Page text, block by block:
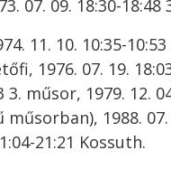
07. 09. 18:30-18:48
11. 10. 10:35-
1976. 07. 19.
3. műsor, 1979. 12.
1988.
21:21 Kossuth.